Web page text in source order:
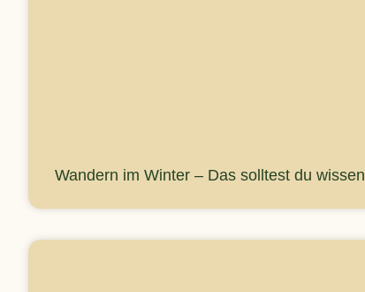
Wandern im Winter – Das solltest du wissen